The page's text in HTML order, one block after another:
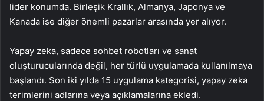
lider konumda. Birleşik Krallık, Almanya, Japonya ve
Kanada ise diğer önemli pazarlar arasında yer alıyor.
Yapay zeka, sadece sohbet robotları ve sanat
oluşturucularında değil, her türlü uygulamada kullanılmaya
başlandı. Son iki yılda 15 uygulama kategorisi, yapay zeka
terimlerini adlarına veya açıklamalarına ekledi.